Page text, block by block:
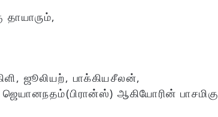
ஜூலியற், பாக்கியசீலன்,
ஆகியோரின் பாசமிகு